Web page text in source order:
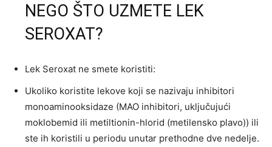
NEGO ŠTO UZMETE LEK
SEROXAT?
Lek Seroxat ne smete koristiti:
Ukoliko koristite lekove koji se nazivaju inhibitori
monoaminooksidaze (MAO inhibitori, uključujući
moklobemid ili metiltionin-hlorid (metilensko plavo)) ili
ste ih koristili u periodu unutar prethodne dve nedelje.